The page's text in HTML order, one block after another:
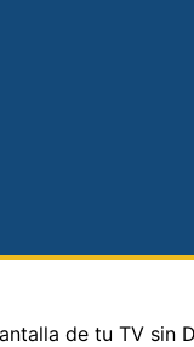
de tu TV sin